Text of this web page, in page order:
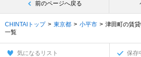
前のページへ戻る
CHINTAIトップ 東京都 小平市
津田町の賃
一覧
気になるリスト 保存